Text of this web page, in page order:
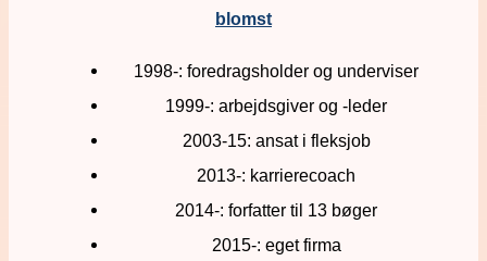
blomst
1998-: foredragsholder og underviser
1999-: arbejdsgiver og -leder
2003-15: ansat i fleksjob
2013-: karrierecoach
2014-: forfatter til 13 bøger
2015-: eget firma